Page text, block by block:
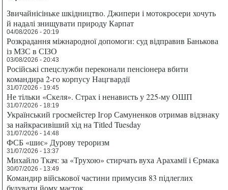
Звичайнісіньке шкідництво. Джипери і мотокросери хочуть
й надалі знищувати природу Карпат
04/08/2026 - 20:19
Розкрадання міжнародної допомоги: суд відправив Банькова
із МЗС в СІЗО
03/08/2026 - 20:43
Російські спецслужби переконали пенсіонера вбити
командира 2-го корпусу Нацгвардії
31/07/2026 - 19:45
Не тільки «Скеля». Страх і ненависть у 225-му ОШП
31/07/2026 - 18:19
Український гросмейстер Ігор Самуненков отримав відзнаку
за найкрасивіший хід на Titled Tuesday
31/07/2026 - 14:48
ФСБ «шиє» Дурову тероризм
31/07/2026 - 13:37
Михайло Ткач: за «Трухою» стирчать вуха Арахамії і Єрмака
30/07/2026 - 13:49
Командир військової частини примусив 83 підлеглих
будувати йому маєток